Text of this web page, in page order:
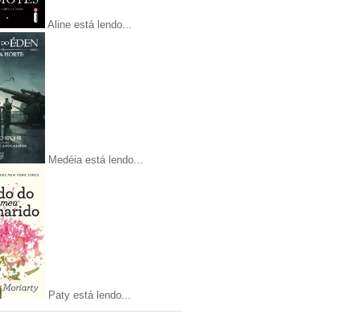
Aline está lendo...
Medéia está lendo...
Paty está lendo...